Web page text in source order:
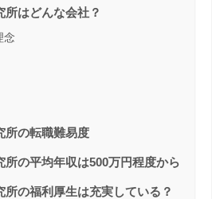
所はどんな会社？
念
所の転職難易度
所の平均年収は500万円程度から
所の福利厚生は充実している？